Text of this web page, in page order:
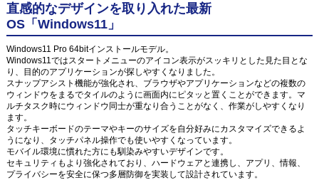
直感的なデザインを取り入れた最新
OS「Windows11」
Windows11 Pro 64bitインストールモデル。
Windows11ではスタートメニューのアイコン表示がスッキリとした見た目とな
り、目的のアプリケーションが探しやすくなりました。
スナップアシスト機能が強化され、ブラウザやアプリケーションなどの複数の
ウィンドウをまるでタイルのように画面内にピタッと置くことができます。マ
ルチタスク時にウィンドウ同士が重なり合うことがなく、作業がしやすくなり
ます。
タッチキーボードのテーマやキーのサイズを自分好みにカスタマイズできるよ
うになり、タッチパネル操作でも使いやすくなっています。
モバイル環境に慣れた方にも馴染みやすいデザインです。
セキュリティもより強化されており、ハードウェアと連携し、アプリ、情報、
プライバシーを安全に保つ多層防御を実装して設計されています。